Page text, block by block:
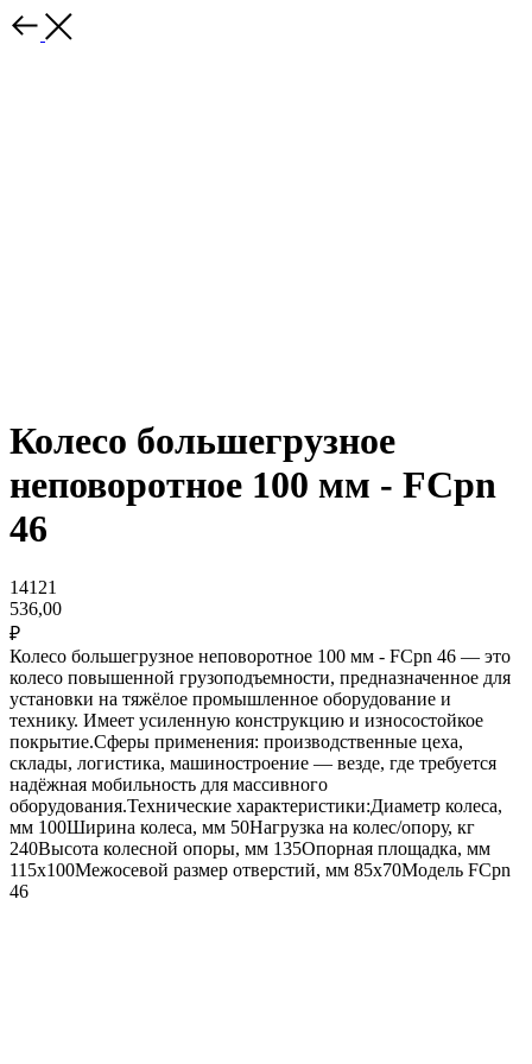
Колесо большегрузное
неповоротное 100 мм - FCpn
46
14121
536,00
₽
Колесо большегрузное неповоротное 100 мм - FCpn 46 — это
колесо повышенной грузоподъемности, предназначенное для
установки на тяжёлое промышленное оборудование и
технику. Имеет усиленную конструкцию и износостойкое
покрытие.Сферы применения: производственные цеха,
склады, логистика, машиностроение — везде, где требуется
надёжная мобильность для массивного
оборудования.Технические характеристики:Диаметр колеса,
мм 100Ширина колеса, мм 50Нагрузка на колес/опору, кг
240Высота колесной опоры, мм 135Опорная площадка, мм
115х100Межосевой размер отверстий, мм 85х70Модель FCpn
46